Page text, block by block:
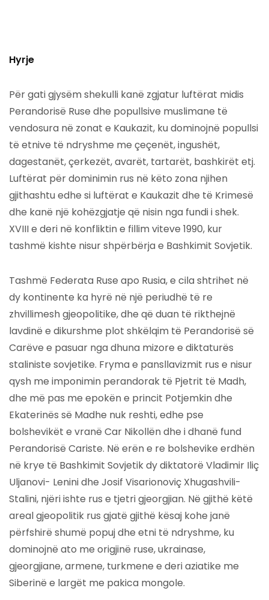
Hyrje
Për gati gjysëm shekulli kanë zgjatur luftërat midis
Perandorisë Ruse dhe popullsive muslimane të
vendosura në zonat e Kaukazit, ku dominojnë popullsi
të etnive të ndryshme me çeçenët, ingushët,
dagestanët, çerkezët, avarët, tartarët, bashkirët etj.
Luftërat për dominimin rus në këto zona njihen
gjithashtu edhe si luftërat e Kaukazit dhe të Krimesë
dhe kanë një kohëzgjatje që nisin nga fundi i shek.
XVIII e deri në konfliktin e fillim viteve 1990, kur
tashmë kishte nisur shpërbërja e Bashkimit Sovjetik.
Tashmë Federata Ruse apo Rusia, e cila shtrihet në
dy kontinente ka hyrë në një periudhë të re
zhvillimesh gjeopolitike, dhe që duan të rikthejnë
lavdinë e dikurshme plot shkëlqim të Perandorisë së
Carëve e pasuar nga dhuna mizore e diktaturës
staliniste sovjetike. Fryma e pansllavizmit rus e nisur
qysh me imponimin perandorak të Pjetrit të Madh,
dhe më pas me epokën e princit Potjemkin dhe
Ekaterinës së Madhe nuk reshti, edhe pse
bolshevikët e vranë Car Nikollën dhe i dhanë fund
Perandorisë Cariste. Në erën e re bolshevike erdhën
në krye të Bashkimit Sovjetik dy diktatorë Vladimir Iliç
Uljanovi- Lenini dhe Josif Visarionoviç Xhugashvili-
Stalini, njëri ishte rus e tjetri gjeorgjian. Në gjithë këtë
areal gjeopolitik rus gjatë gjithë kësaj kohe janë
përfshirë shumë popuj dhe etni të ndryshme, ku
dominojnë ato me origjinë ruse, ukrainase,
gjeorgjiane, armene, turkmene e deri aziatike me
Siberinë e largët me pakica mongole.